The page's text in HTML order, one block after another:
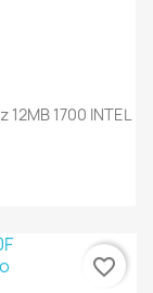
1700 INTEL
favorite_border